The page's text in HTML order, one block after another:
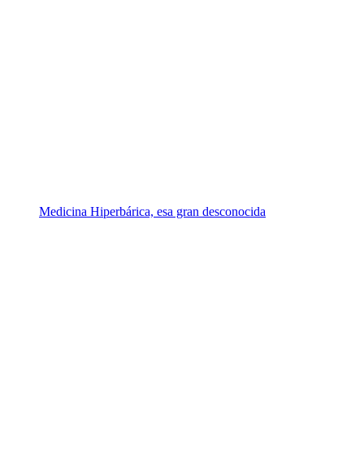
Medicina Hiperbárica, esa gran desconocida